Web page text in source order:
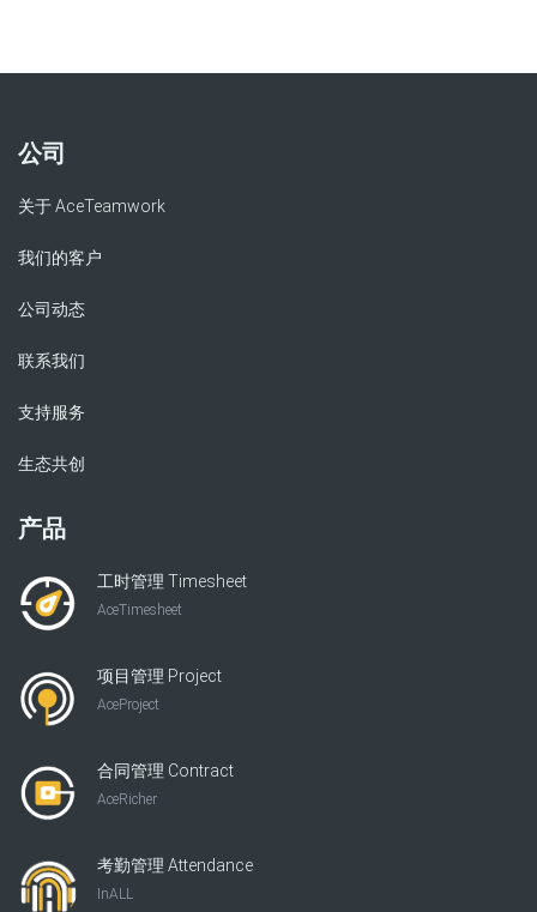
公司
关于 AceTeamwork
我们的客户
公司动态
联系我们
支持服务
生态共创
产品
工时管理 Timesheet
AceTimesheet
项目管理 Project
AceProject
合同管理 Contract
AceRicher
考勤管理 Attendance
InALL